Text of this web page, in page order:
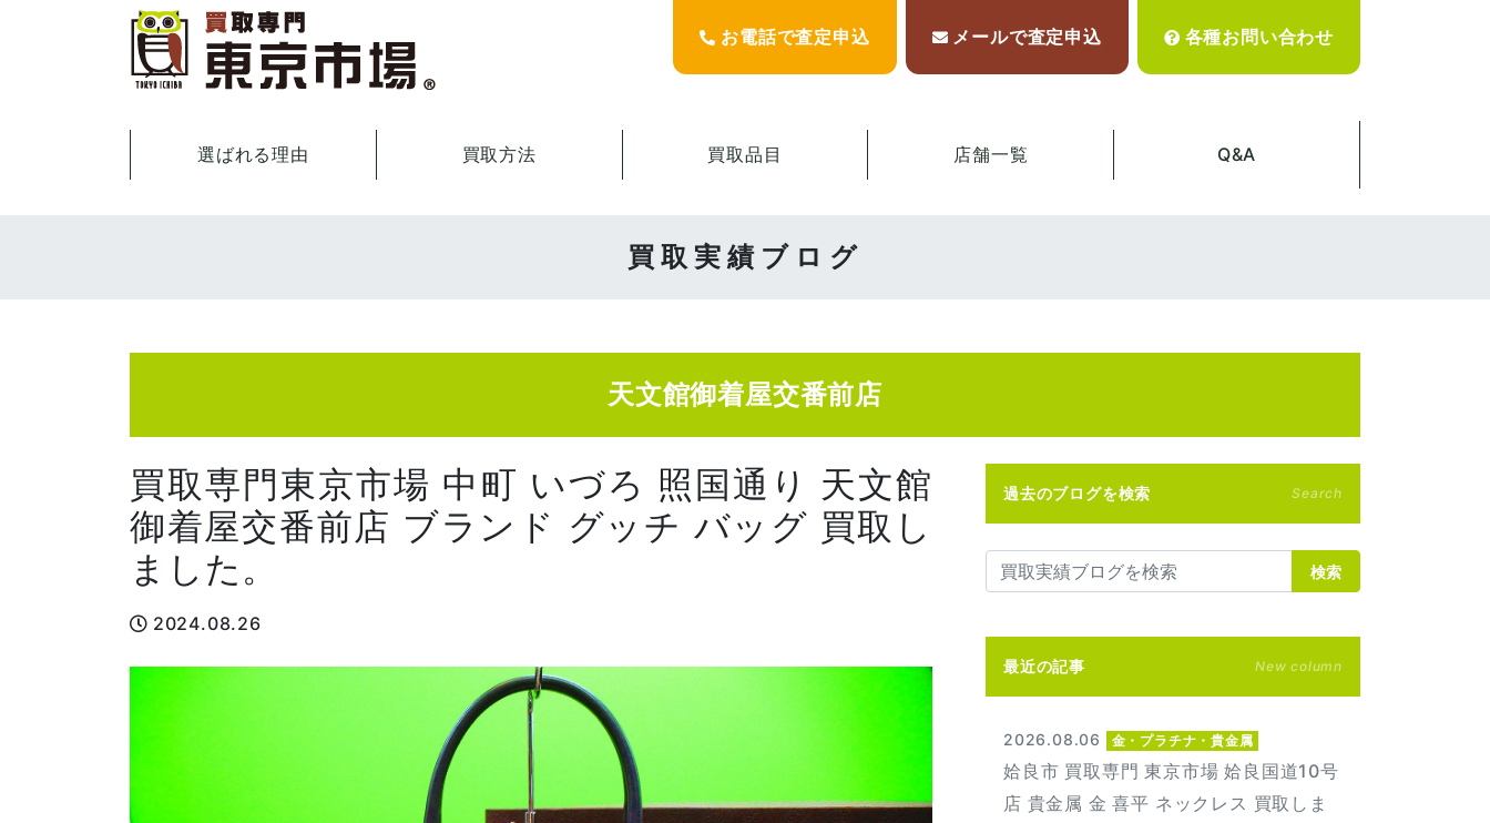
お電話で査定申込 メールで査定申込 各種お問い合わせ
選ばれる理由 買取方法 買取品目 店舗一覧 Q&A
買取実績ブログ
天文館御着屋交番前店
買取専門東京市場 中町 いづろ 照国通り 天文館
御着屋交番前店 ブランド グッチ バッグ 買取し
ました。
2024.08.26
過去のブログを検索 Search
検索
最近の記事 New column
2026.08.06 金・プラチナ・貴金属
姶良市 買取専門 東京市場 姶良国道10号
店 貴金属 金 喜平 ネックレス 買取しま